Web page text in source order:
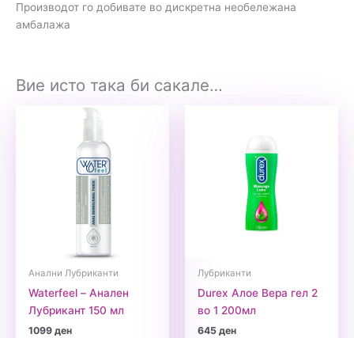
Производот го добивате во дискретна необележана
амбалажа
Вие исто така би сакале…
Анални Лубриканти
Waterfeel – Анален
Лубрикант 150 мл
1099ден
Лубриканти
Durex Алое Вера гел 2
во 1 200мл
645ден